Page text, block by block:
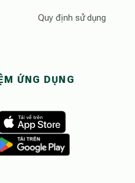
Quy định sử dụng
ỨNG DỤNG